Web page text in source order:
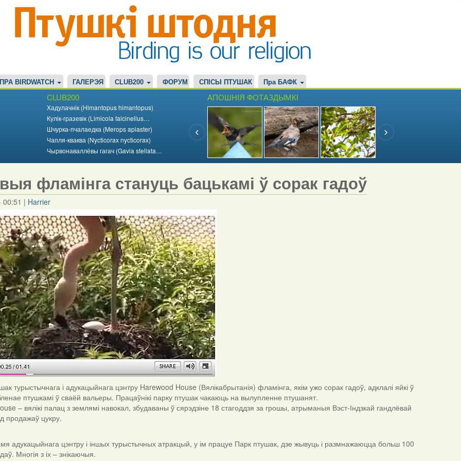
ПРА BIRDWATCH ГАЛЕРЭЯ CLUB200 ФОРУМ СПІСЫ ПТУШАК Пра БАФК
CLUB200
Хадулачнік (Himantopus himantopus)
Кулік-гразевік (Limicola falcinellus…
Шчурка-пчалаедка (Merops apiaster)
Чапля-кваква (Nycticorax nycticorax)
Чырвонаваллёвы гагач (Gavia stellata…
АПОШНІЯ ФОТАЗДЫМКІ
фламінга стануць бацькамі ў сорак гадоў
00:51 | Harrier
турыстычнага і адукацыйнага цэнтру Harewood House (Вялікабрытанія) фламінга, якім ужо сорак гадоў, адклалі яйкі ў
птушкамі ў сваёй вальеры. Працаўнікі парку птушак чакаюць на вылупленне птушанят.
– вялікі палац з землямі навокал, збудаваны ў сярэдзіне 18 стагоддзя за грошы, атрыманыя Вэст-Індзкай гандлёвай
продажаў цукру.
адукацыйнага цэнтру і іншых турыстычных атракцый, у ім працуе Парк птушак, дзе жывуць і размнажаюцца больш 100
Многія з іх – знікаючыя.